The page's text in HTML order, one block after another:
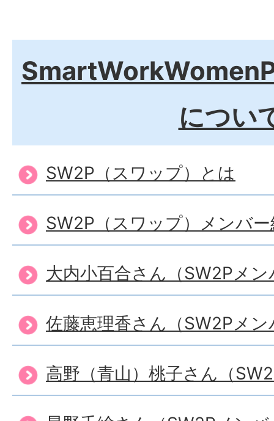
につい
SW2P（スワップ）とは
SW2P（スワップ）メンバ
大内小百合さん（SW2Pメン
佐藤恵理香さん（SW2Pメン
高野（青山）桃子さん（